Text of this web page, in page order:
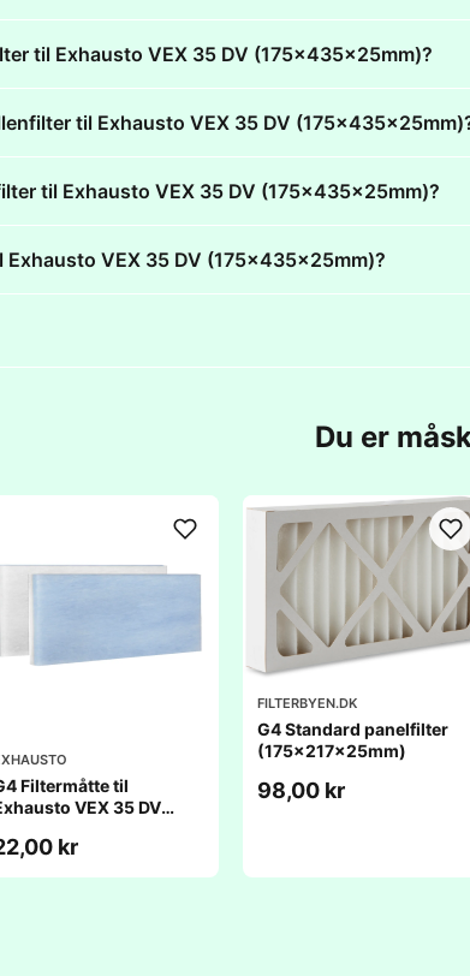
til Exhausto VEX 35 DV (175x435x25mm)?
til Exhausto VEX 35 DV
til Exhausto VEX 35 DV (175x435x25mm)?
VEX 35 DV (175x435x25mm)?
Du er
Filtermåtte til
VEX 35 DV
kr
FILTERBYEN.DK
G4 Standard panelfilter
(175x217x25mm)
98,00 kr